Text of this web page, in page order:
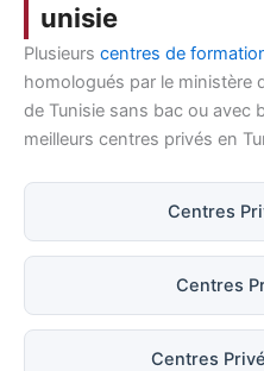
unisie
Plusieurs centres de
homologués par le ministère
de Tunisie sans bac ou avec
meilleurs centres privés en
Centres
Centres
Centres